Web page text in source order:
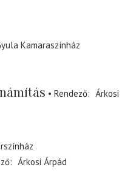
Kamaraszínház
Rendező
Árkosi
Árkosi Árpád